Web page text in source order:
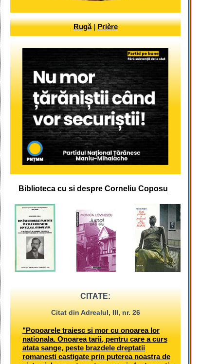
Rugă|Prière
Biblioteca cu si despre Corneliu Coposu
CITATE:
Citat din Adrealul, III, nr. 26
"Popoarele traiesc si mor cu onoarea lor
nationala. Onoarea tarii, pentru care a curs
atata sange, peste brazdele dreptatii
romanesti castigate prin puterea noastra de